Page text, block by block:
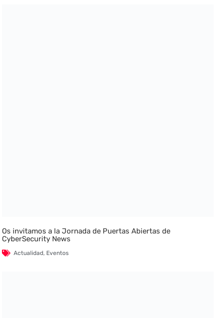
Os invitamos a la Jornada de Puertas Abiertas de
CyberSecurity News
Actualidad, Eventos